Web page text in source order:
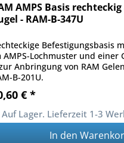
AMPS Basis
- RAM-B-347U
Befestigungsbasis
AMPS-Lochmuster und einer
Anbringung von RAM
B-201U.
€ *
Auf Lager. Lieferzeit 1-3
In den